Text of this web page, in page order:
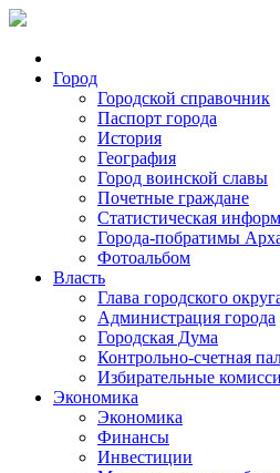
Город
Городской справочник
Паспорт города
История
География
Город воинской славы
Почетные граждане
Статистическая
Города-побратимы
Фотоальбом
Власть
Глава городского
Администрация города
Городская Дума
Контрольно-счетная
Избирательные
Экономика
Экономика
Финансы
Инвестиции